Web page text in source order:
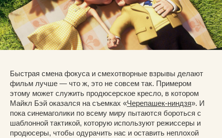
Быстрая смена фокуса и смехотворные взрывы делают
фильм лучше — что ж, это не совсем так. Примером
этому может служить продюсерское кресло, в котором
Майкл Бэй оказался на съемках «Черепашек-ниндзя». И
пока синемаголики по всему миру пытаются бороться с
шаблонной тактикой, которую используют режиссеры и
продюсеры, чтобы одурачить нас и оставить неплохой